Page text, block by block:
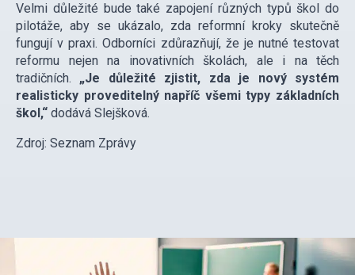
Velmi důležité bude také zapojení různých typů škol do
pilotáže, aby se ukázalo, zda reformní kroky skutečně
fungují v praxi. Odborníci zdůrazňují, že je nutné testovat
reformu nejen na inovativních školách, ale i na těch
tradičních. „Je důležité zjistit, zda je nový systém
realisticky proveditelný napříč všemi typy základních
škol,“ dodává Slejšková.
Zdroj: Seznam Zprávy